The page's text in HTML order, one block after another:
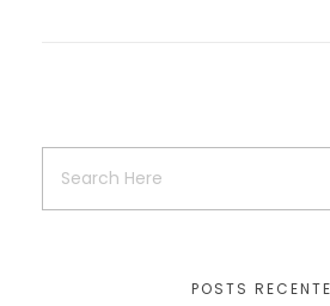
POSTS